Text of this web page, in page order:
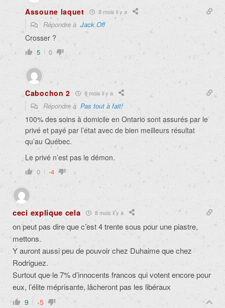
Assoune laquet 8 mois il y a
Répondre à Jack Off
Crosser ?
5 0
Cabochon 2 8 mois il y a
Répondre à Pas tout à fait!
100% des soins à domicile en Ontario sont assurés par le
privé et payé par l’état avec de bien meilleurs résultat
qu’au Québec.
Le privé n’est pas le démon.
0 -4
ceci explique cela 8 mois il y a
on peut pas dire que c’est 4 trente sous pour une piastre,
mettons.
Y auront aussi peu de pouvoir chez Duhaime que chez
Rodriguez.
Surtout que le 7% d’innocents francos qui votent encore pour
eux, l’élite méprisante, lâcheront pas les libéraux
9 -5